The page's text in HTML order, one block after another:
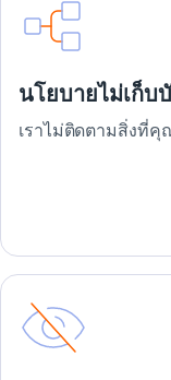
นโยบายไม่เก็บ
เราไม่ติดตามสิ่งที่คุ